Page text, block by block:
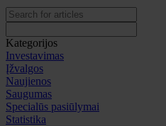
Kategorijos
Investavimas
Įžvalgos
Naujienos
Saugumas
Specialūs pasiūlymai
Statistika